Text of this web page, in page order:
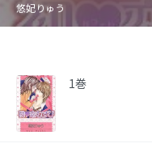
悠妃りゅう
1巻